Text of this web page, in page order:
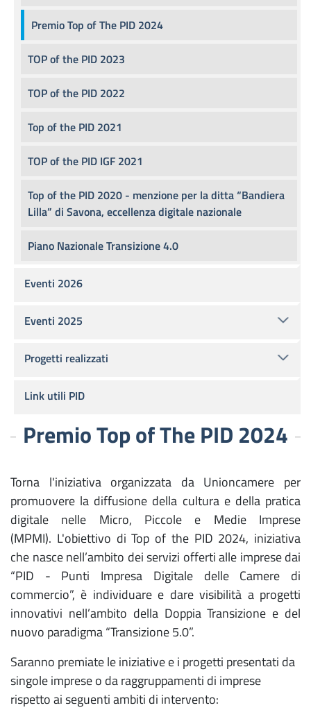
Premio Top of The PID 2024
Torna l'iniziativa organizzata da Unioncamere per
promuovere la diffusione della cultura e della pratica
digitale nelle Micro, Piccole e Medie Imprese
(MPMI). L'obiettivo di Top of the PID 2024, iniziativa
che nasce nell’ambito dei servizi offerti alle imprese dai
“PID - Punti Impresa Digitale delle Camere di
commercio”, è individuare e dare visibilità a progetti
innovativi nell’ambito della Doppia Transizione e del
nuovo paradigma “Transizione 5.0”.
Saranno premiate le iniziative e i progetti presentati da
singole imprese o da raggruppamenti di imprese
rispetto ai seguenti ambiti di intervento:
Premio Top of The PID 2024
TOP of the PID 2023
TOP of the PID 2022
Top of the PID 2021
TOP of the PID IGF 2021
Top of the PID 2020 - menzione per la ditta “Bandiera
Lilla” di Savona, eccellenza digitale nazionale
Piano Nazionale Transizione 4.0
Eventi 2026
Eventi 2025
Progetti realizzati
Link utili PID